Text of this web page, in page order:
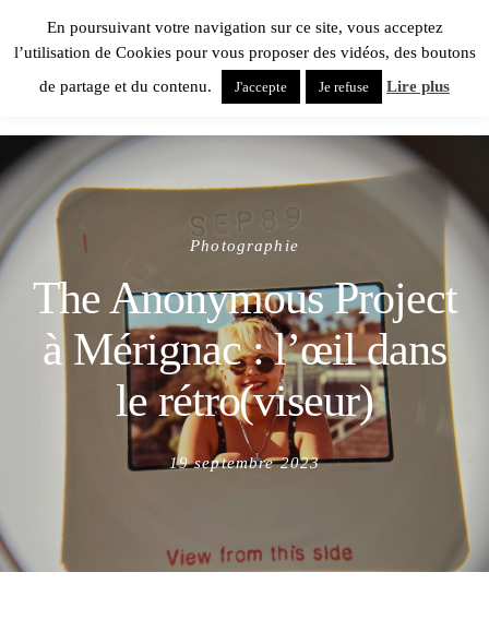
Photographie
The Anonymous Project
à Mérignac : l’œil dans
le rétro(viseur)
Posted
19 septembre 2023
En poursuivant votre navigation sur ce site, vous acceptez
l’utilisation de Cookies pour vous proposer des vidéos, des boutons
de partage et du contenu.
J'accepte Je refuse Lire plus